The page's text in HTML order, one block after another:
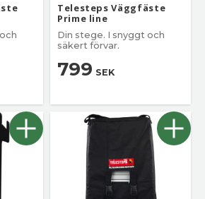
Telesteps Väggfäste
Prime line
Din stege. I snyggt och
säkert förvar.
799 SEK